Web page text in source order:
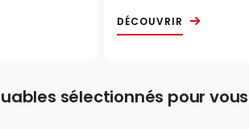
DÉCOUVRIR
sélectionnés pour vous